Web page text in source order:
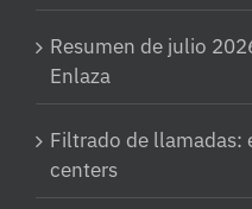
Resumen de julio
Enlaza
Filtrado de
centers